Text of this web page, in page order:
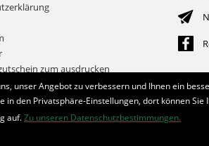
zum ausdrucken
unser Angebot zu verbessern und Ihnen ein
den Privatsphäre-Einstellungen, dort können
auf.Zu unseren Datenschutzbestimmungen.